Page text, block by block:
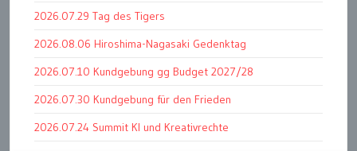
2026.07.29 Tag des Tigers
2026.08.06 Hiroshima-Nagasaki Gedenktag
2026.07.10 Kundgebung gg Budget 2027/28
2026.07.30 Kundgebung für den Frieden
2026.07.24 Summit KI und Kreativrechte